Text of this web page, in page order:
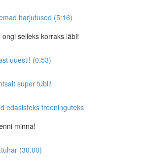
harjutused (5:16)
selleks korraks läbi!
uuesti! (0:53)
super tubli!
edasisteks treeninguteks
minna!
(30:00)